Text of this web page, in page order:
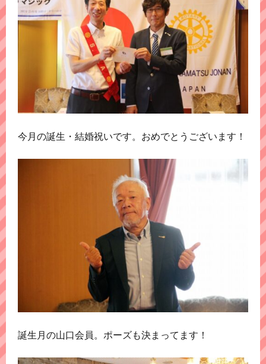
今月の誕生・結婚祝いです。おめでとうございます！
誕生月の山口会員。ポーズも決まってます！